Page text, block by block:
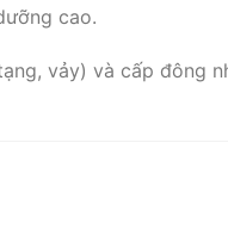
cao.
vảy) và cấp đông